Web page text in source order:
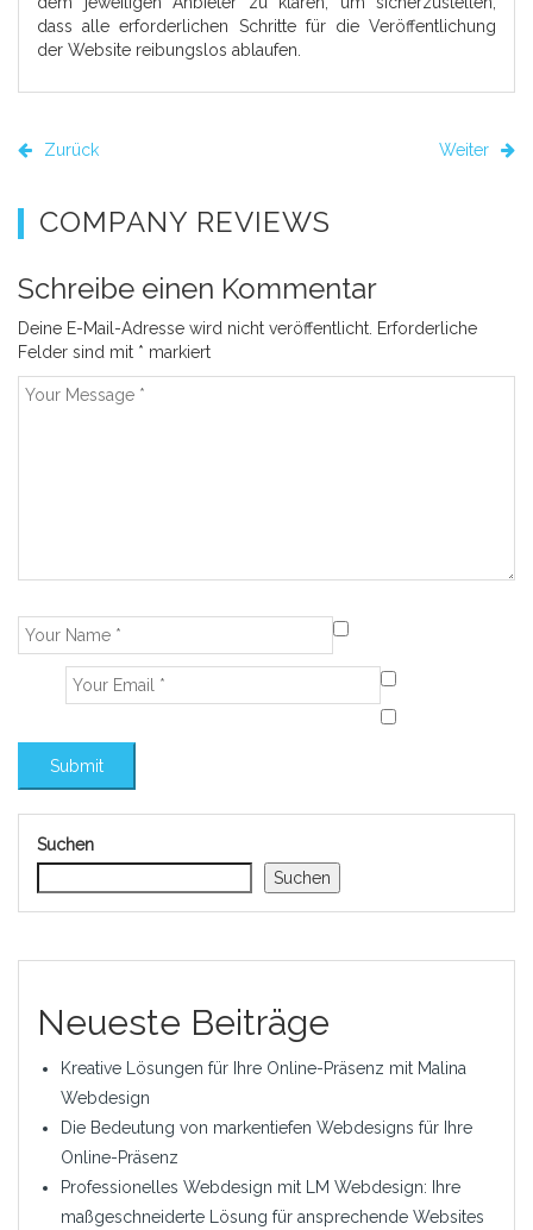
dass alle erforderlichen Schritte für die Veröffentlichung
der Website reibungslos ablaufen.
Zurück Weiter
COMPANY REVIEWS
Schreibe einen Kommentar
Deine E-Mail-Adresse wird nicht veröffentlicht. Erforderliche
Felder sind mit * markiert
Suchen
Suchen
Neueste Beiträge
Kreative Lösungen für Ihre Online-Präsenz mit Malina
Webdesign
Die Bedeutung von markentiefen Webdesigns für Ihre
Online-Präsenz
Professionelles Webdesign mit LM Webdesign: Ihre
maßgeschneiderte Lösung für ansprechende Websites